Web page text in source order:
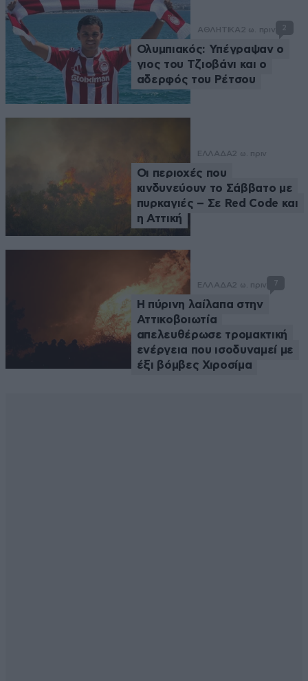
ΑΘΛΗΤΙΚΑ2 ω. πριν 2
Ολυμπιακός: Υπέγραψαν ο
γιος του Τζιοβάνι και ο
αδερφός του Ρέτσου
ΕΛΛΑΔΑ2 ω. πριν
Οι περιοχές που
κινδυνεύουν το Σάββατο με
πυρκαγιές – Σε Red Code και
η Αττική
ΕΛΛΑΔΑ2 ω. πριν 7
Η πύρινη λαίλαπα στην
Αττικοβοιωτία
απελευθέρωσε τρομακτική
ενέργεια που ισοδυναμεί με
έξι βόμβες Χιροσίμα